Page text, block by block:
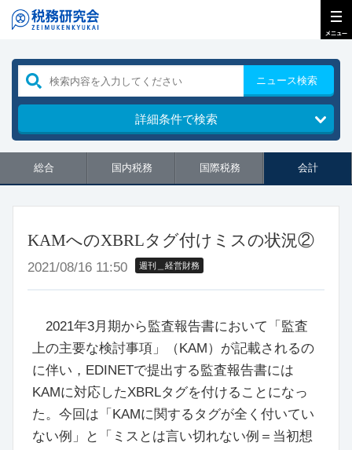
ニュース検索
詳細条件で検索
総合 国内税務 国際税務 会計
KAMへのXBRLタグ付けミスの状況②
2021/08/16 11:50 週刊＿経営財務
2021年3月期から監査報告書において「監査
上の主要な検討事項」（KAM）が記載されるの
に伴い，EDINETで提出する監査報告書には
KAMに対応したXBRLタグを付けることになっ
た。今回は「KAMに関するタグが全く付いてい
ない例」と「ミスとは言い切れない例＝当初想